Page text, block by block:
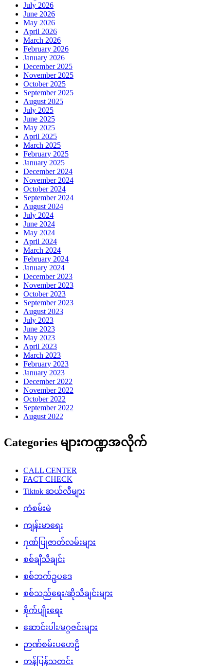
July 2026
June 2026
May 2026
April 2026
March 2026
February 2026
January 2026
December 2025
November 2025
October 2025
September 2025
August 2025
July 2025
June 2025
May 2025
April 2025
March 2025
February 2025
January 2025
December 2024
November 2024
October 2024
September 2024
August 2024
July 2024
June 2024
May 2024
April 2024
March 2024
February 2024
January 2024
December 2023
November 2023
October 2023
September 2023
August 2023
July 2023
June 2023
May 2023
April 2023
March 2023
February 2023
January 2023
December 2022
November 2022
October 2022
September 2022
August 2022
Categories များကဏ္ဍအလိုက်
CALL CENTER
FACT CHECK
Tiktok ဆယ်လီများ
ကံစမ်းမဲ
ကျန်းမာရေး
ဂုဏ်ပြုဇာတ်လမ်းများ
စစ်ချီသီချင်း
စစ်ဘက်ဥပဒေ
စစ်သည်ရေး/ဆိုသီချင်းများ
စိုက်ပျိုးရေး
ဆောင်းပါး/မဂ္ဂဇင်းများ
ဉာဏ်စမ်းပဟေဠိ
တန်ပြန်သတင်း